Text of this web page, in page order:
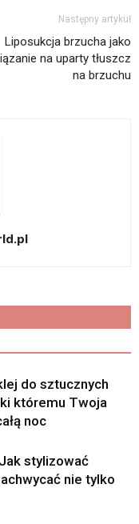
Następny artykuł
Liposukcja brzucha jako
na uparty tłuszcz
na brzuchu
do sztucznych
któremu Twoja
noc
stylizować
nie tylko